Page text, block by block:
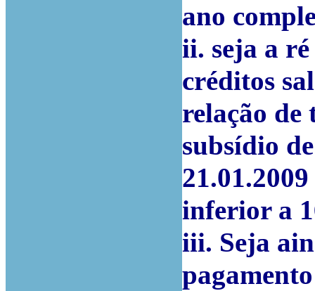
ano
ii. seja a
créditos
relação de
subsídio
inferior a
iii. Seja